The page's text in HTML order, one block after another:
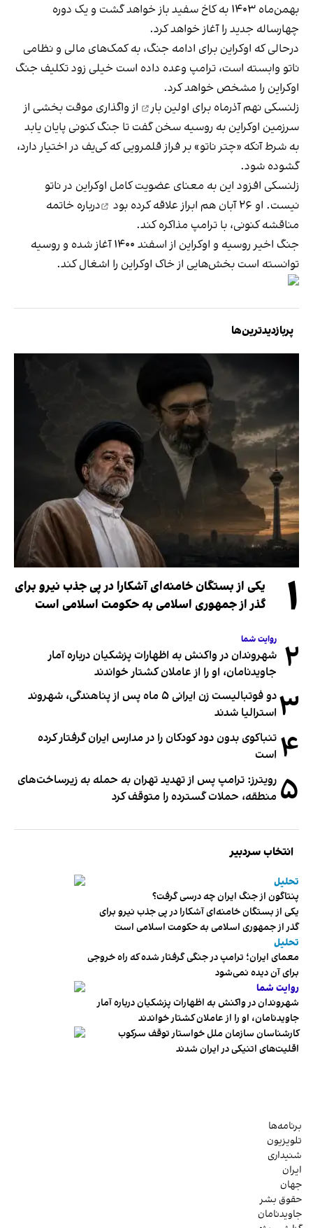
بهمن‌ماه ۱۴۰۳ به کاخ سفید باز خواهد گشت و یک دوره
چهارساله جدید را آغاز خواهد کرد.
درحالی که اوکراین برای ادامه جنگ، به کمک‌های مالی و نظامی
ناتو وابسته است، ترامپ وعده داده است خیلی زود تکلیف جنگ
اوکراین را مشخص خواهد کرد.
زلنسکی نهم آذرماه برای اولین بار
از واگذاری موقت بخشی از
سرزمین اوکراین به روسیه سخن گفت تا جنگ کنونی پایان یابد
به شرط آنکه «چتر ناتو» بر فراز قلمرویی که کی‌یف در اختیار دارد،
گشوده شود.
زلنسکی افزود این به معنای عضویت کامل اوکراین در ناتو
نیست. او ۲۶ آبان هم
ابراز علاقه کرده بود
درباره خاتمه
مناقشه کنونی، با ترامپ مذاکره کند.
جنگ اخیر روسیه و اوکراین از اسفند ۱۴۰۰ آغاز شده و روسیه
توانسته است بخش‌هایی از خاک اوکراین را اشغال کند.
پربازدیدترین‌ها
۱
یکی از بستگان خامنه‌ای آشکارا در پی جذب نیرو برای
گذر از جمهوری اسلامی به حکومت اسلامی است
۲ روایت شما
شهروندان در واکنش به اظهارات پزشکیان درباره آمار
جاویدنامان، او را از عاملان کشتار خواندند
۳
دو فوتبالیست زن ایرانی ۵ ماه پس از پناهندگی، شهروند
استرالیا شدند
۴ تنباکوی بدون دود کودکان را در مدارس ایران گرفتار کرده
است
۵ رویترز: ترامپ پس از تهدید تهران به حمله به زیرساخت‌های
منطقه، حملات گسترده را متوقف کرد
انتخاب سردبیر
تحلیل
پنتاگون از جنگ ایران چه درسی گرفت؟
یکی از بستگان خامنه‌ای آشکارا در پی جذب نیرو برای
گذر از جمهوری اسلامی به حکومت اسلامی است
تحلیل
معمای ایران؛ ترامپ در جنگی گرفتار شده که راه خروجی
برای آن دیده نمی‌شود
روایت شما
شهروندان در واکنش به اظهارات پزشکیان درباره آمار
جاویدنامان، او را از عاملان کشتار خواندند
کارشناسان سازمان ملل خواستار توقف سرکوب
اقلیت‌های اتنیکی در ایران شدند
برنامه‌ها
تلویزیون
شنیداری
ایران
جهان
حقوق بشر
جاویدنامان